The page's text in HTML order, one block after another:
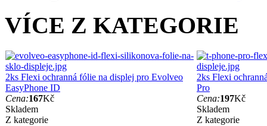
VÍCE Z KATEGORIE
2ks Flexi ochranná fólie na displej pro Evolveo
EasyPhone ID
Cena:167Kč
Skladem
Z kategorie
2ks Flexi
Pro
Cena:197Kč
Skladem
Z kategorie